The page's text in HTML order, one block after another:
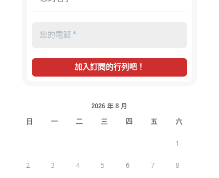
2026 年 8 月
日 一 二 三 四 五 六
1
2 3 4 5 6 7 8